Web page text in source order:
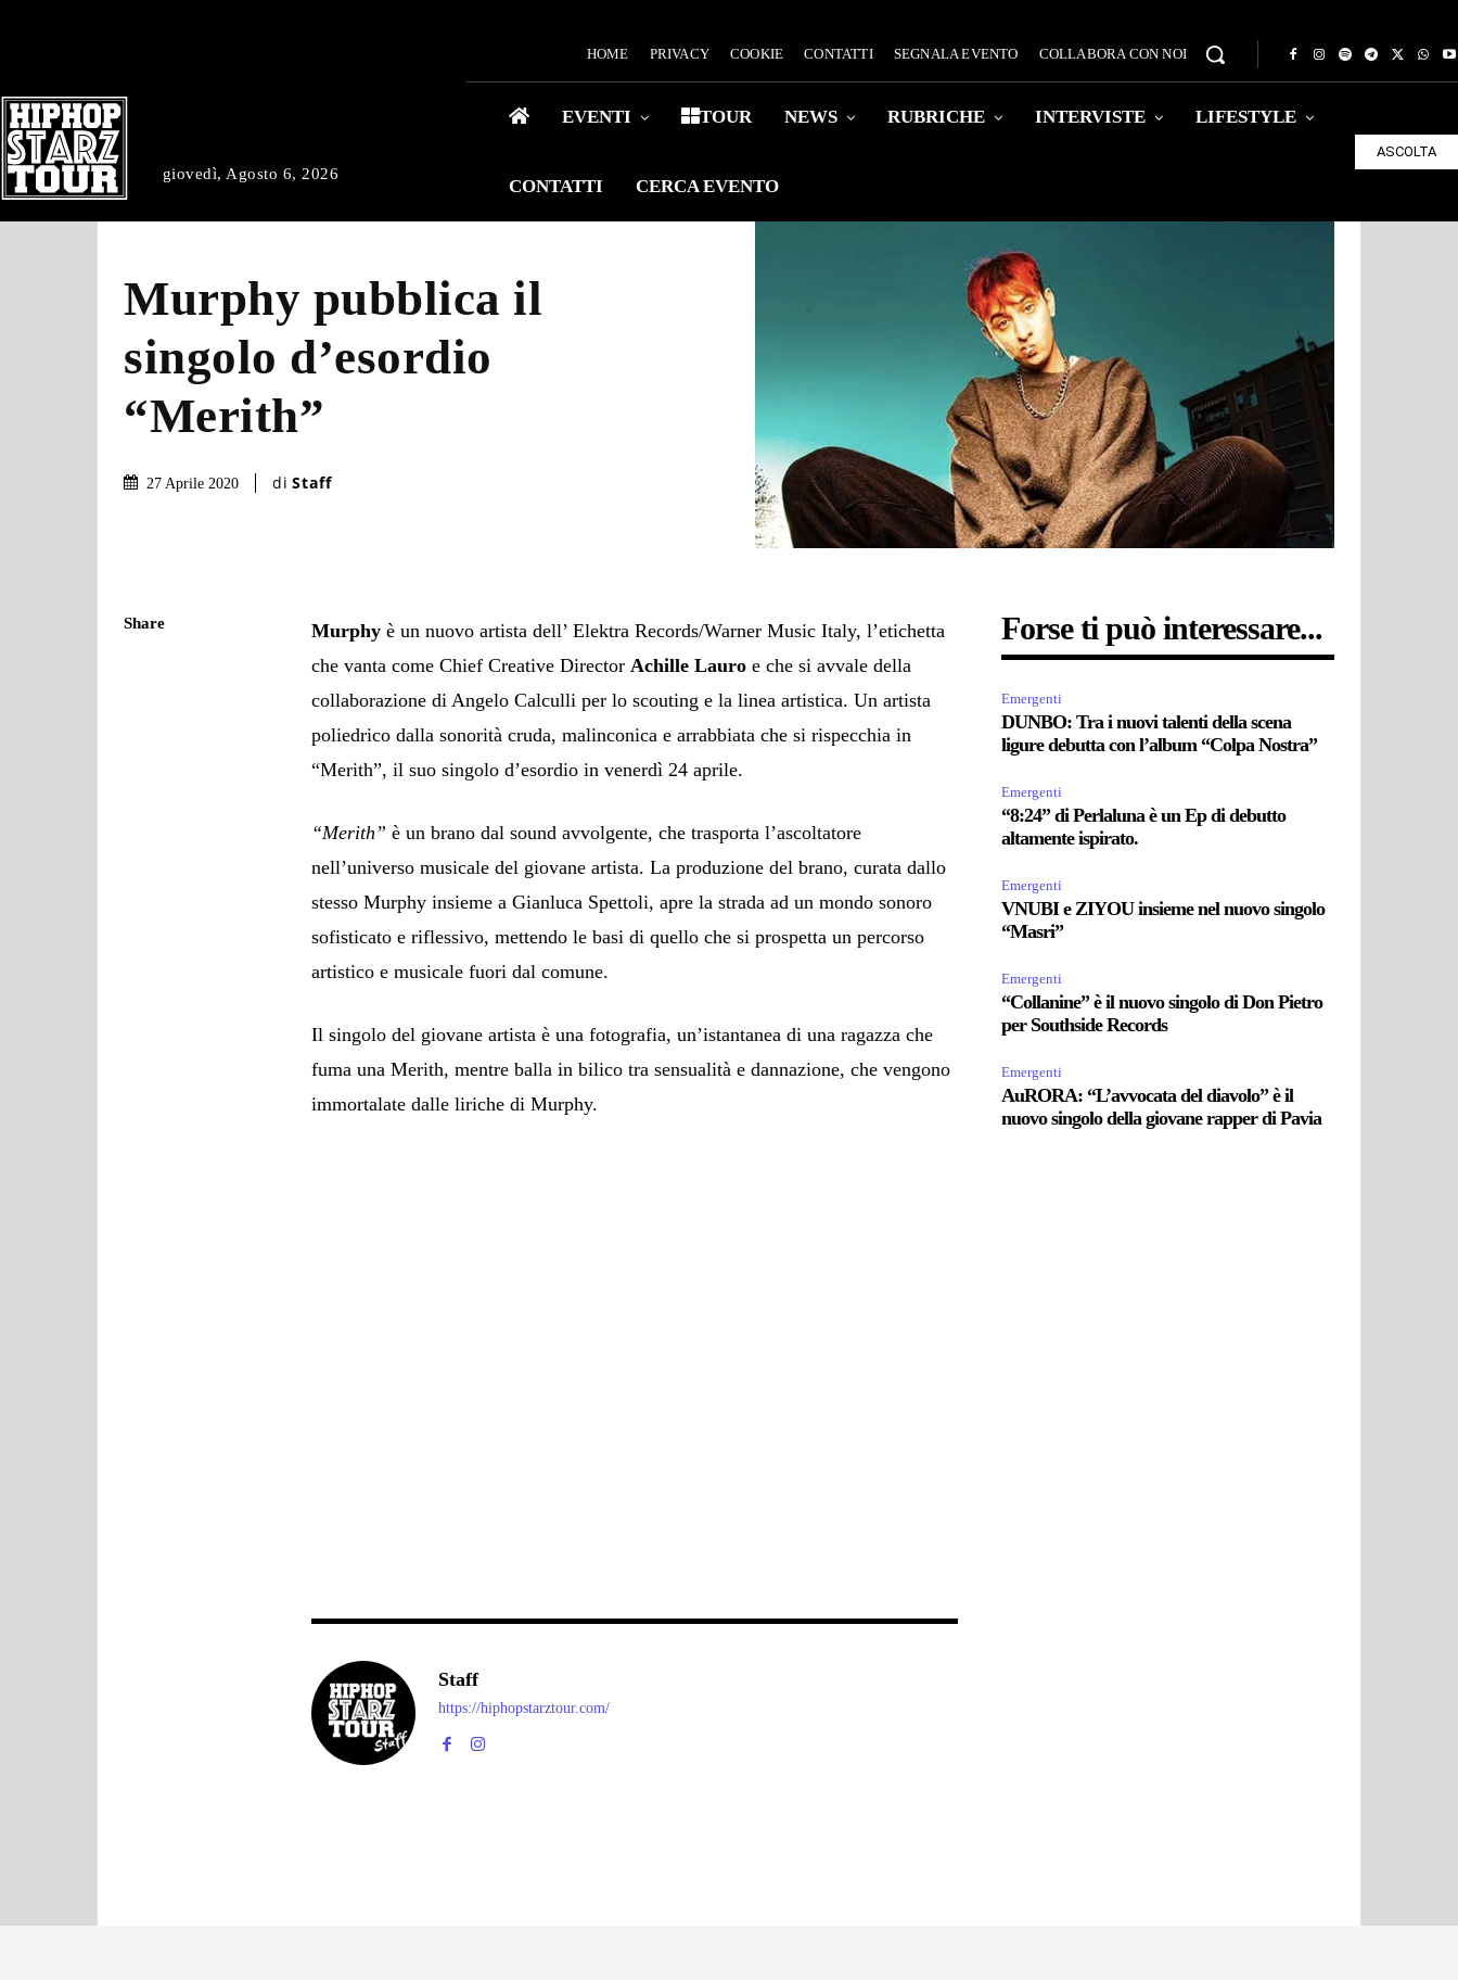
giovedì, Agosto 6, 2026
HOME PRIVACY COOKIE CONTATTI SEGNALA EVENTO COLLABORA CON NOI
EVENTI TOUR NEWS RUBRICHE INTERVISTE LIFESTYLE
CONTATTI CERCA EVENTO
ASCOLTA
Murphy pubblica il
singolo d’esordio
“Merith”
27 Aprile 2020 di Staff
Share Murphy è un nuovo artista dell’ Elektra Records/Warner Music Italy, l’etichetta
che vanta come Chief Creative Director Achille Lauro e che si avvale della
collaborazione di Angelo Calculli per lo scouting e la linea artistica. Un artista
poliedrico dalla sonorità cruda, malinconica e arrabbiata che si rispecchia in
“Merith”, il suo singolo d’esordio in venerdì 24 aprile.
“Merith” è un brano dal sound avvolgente, che trasporta l’ascoltatore
nell’universo musicale del giovane artista. La produzione del brano, curata dallo
stesso Murphy insieme a Gianluca Spettoli, apre la strada ad un mondo sonoro
sofisticato e riflessivo, mettendo le basi di quello che si prospetta un percorso
artistico e musicale fuori dal comune.
Il singolo del giovane artista è una fotografia, un’istantanea di una ragazza che
fuma una Merith, mentre balla in bilico tra sensualità e dannazione, che vengono
immortalate dalle liriche di Murphy.
Staff
https://hiphopstarztour.com/
Forse ti può interessare...
Emergenti
DUNBO: Tra i nuovi talenti della scena
ligure debutta con l’album “Colpa Nostra”
Emergenti
“8:24” di Perlaluna è un Ep di debutto
altamente ispirato.
Emergenti
VNUBI e ZIYOU insieme nel nuovo singolo
“Masri”
Emergenti
“Collanine” è il nuovo singolo di Don Pietro
per Southside Records
Emergenti
AuRORA: “L’avvocata del diavolo” è il
nuovo singolo della giovane rapper di Pavia